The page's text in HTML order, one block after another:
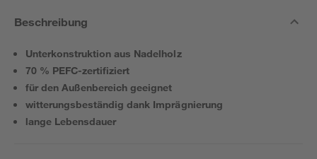
Beschreibung
Unterkonstruktion aus Nadelholz
70 % PEFC-zertifiziert
für den Außenbereich geeignet
witterungsbeständig dank Imprägnierung
lange Lebensdauer